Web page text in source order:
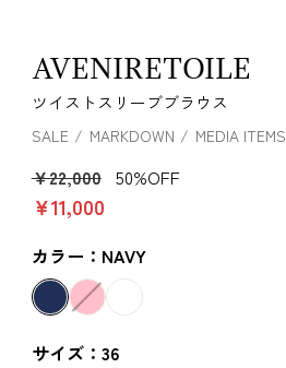
AVENIRETOILE
ツイストスリーブブラウス
SALE MARKDOWN MEDIA ITEMS
￥22,000 50%OFF
￥11,000
カラー：NAVY
サイズ：36